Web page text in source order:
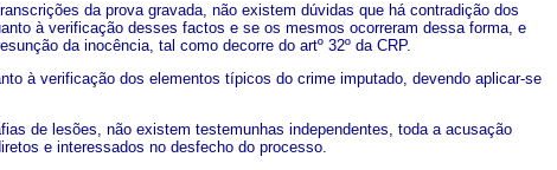
da prova gravada, não existem dúvidas que há contradição dos
à verificação desses factos e se os mesmos ocorreram dessa forma, e
da inocência, tal como decorre do artº 32º da CRP.
à verificação dos elementos típicos do crime imputado, devendo aplicar-se
de lesões, não existem testemunhas independentes, toda a acusação
e interessados no desfecho do processo.